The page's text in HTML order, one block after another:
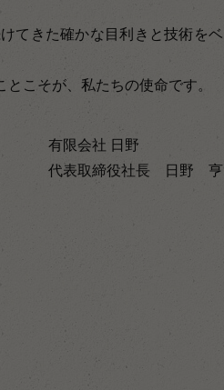
てきた確かな目利きと技術をベ
こそが、私たちの使命です。
有限会社 日野
代表取締役社長 日野 亨